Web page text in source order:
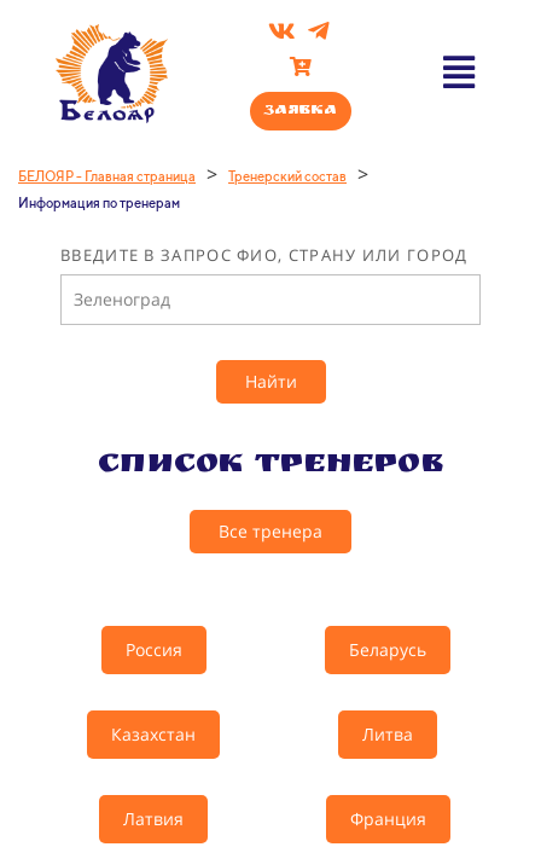
Заявка
БЕЛОЯР - Главная страница > Тренерский состав >
Информация по тренерам
ВВЕДИТЕ В ЗАПРОС ФИО, СТРАНУ ИЛИ ГОРОД
Найти
Список тренеров
Все тренера
Россия Беларусь
Казахстан Литва
Латвия Франция